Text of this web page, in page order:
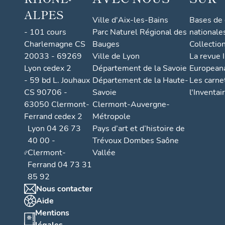
ALPES
- 101 cours
Charlemagne CS
20033 - 69269
Lyon cedex 2
- 59 bd L. Jouhaux
CS 90706 -
63050 Clermont-
Ferrand cedex 2
Lyon 04 26 73
40 00 -
Clermont-
Ferrand 04 73 31
85 92
Nous contacter
Aide
Mentions
Ville d'Aix-les-Bains
Parc Naturel Régional des
Bauges
Ville de Lyon
Département de la Savoie
Département de la Haute-
Savoie
Clermont-Auvergne-
Métropole
Pays d’art et d’histoire de
Trévoux Dombes Saône
Vallée
Bases
La revue
Les